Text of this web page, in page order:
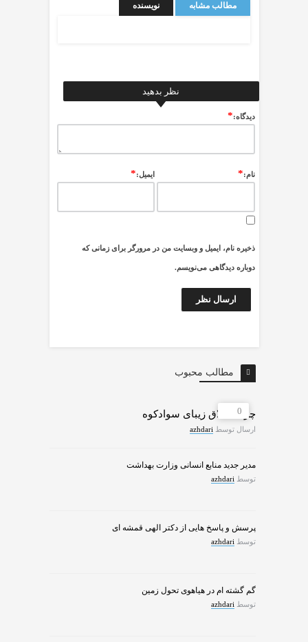
مطالب مشابه نویسنده
نظر بدهید
ديدگاه:*
نام:* ایمیل:*
ذخیره نام، ایمیل و وبسایت من در مرورگر برای زمانی که
دوباره دیدگاهی می‌نویسم.
مطالب محبوب
0
چرات ییلاق زیبای سوادکوه
ارسال توسط azhdari
مدیر جدید منابع انسانی وزارت بهداشت
توسط azhdari
پرسش و پاسخ هایی از دکتر الهی قمشه ای
توسط azhdari
گم گشته ام در هیاهوی تحول زمین
توسط azhdari